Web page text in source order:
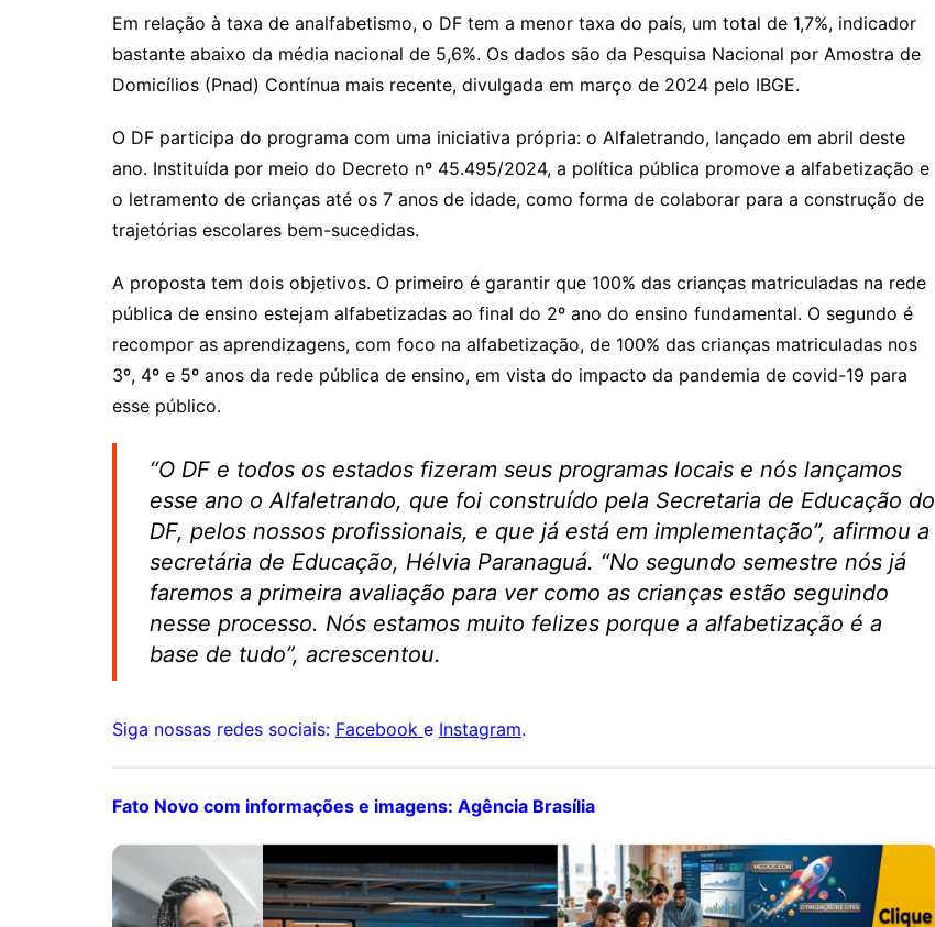
Em relação à taxa de analfabetismo, o DF tem a menor taxa do país, um total de 1,7%, indicador
bastante abaixo da média nacional de 5,6%. Os dados são da Pesquisa Nacional por Amostra de
Domicílios (Pnad) Contínua mais recente, divulgada em março de 2024 pelo IBGE.
O DF participa do programa com uma iniciativa própria: o Alfaletrando, lançado em abril deste
ano. Instituída por meio do Decreto nº 45.495/2024, a política pública promove a alfabetização e
o letramento de crianças até os 7 anos de idade, como forma de colaborar para a construção de
trajetórias escolares bem-sucedidas.
A proposta tem dois objetivos. O primeiro é garantir que 100% das crianças matriculadas na rede
pública de ensino estejam alfabetizadas ao final do 2º ano do ensino fundamental. O segundo é
recompor as aprendizagens, com foco na alfabetização, de 100% das crianças matriculadas nos
3º, 4º e 5º anos da rede pública de ensino, em vista do impacto da pandemia de covid-19 para
esse público.
“O DF e todos os estados fizeram seus programas locais e nós lançamos
esse ano o Alfaletrando, que foi construído pela Secretaria de Educação do
DF, pelos nossos profissionais, e que já está em implementação”, afirmou a
secretária de Educação, Hélvia Paranaguá. “No segundo semestre nós já
faremos a primeira avaliação para ver como as crianças estão seguindo
nesse processo. Nós estamos muito felizes porque a alfabetização é a
base de tudo”, acrescentou.
Siga nossas redes sociais: Facebook e Instagram.
Fato Novo com informações e imagens: Agência Brasília